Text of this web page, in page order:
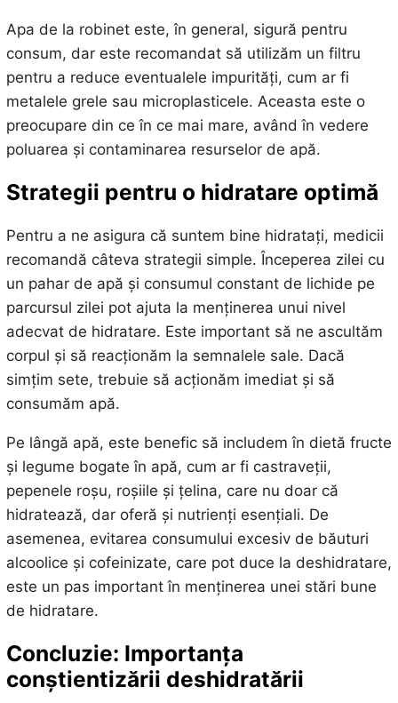
Apa de la robinet este, în general, sigură pentru
consum, dar este recomandat să utilizăm un filtru
pentru a reduce eventualele impurități, cum ar fi
metalele grele sau microplasticele. Aceasta este o
preocupare din ce în ce mai mare, având în vedere
poluarea și contaminarea resurselor de apă.
Strategii pentru o hidratare optimă
Pentru a ne asigura că suntem bine hidratați, medicii
recomandă câteva strategii simple. Începerea zilei cu
un pahar de apă și consumul constant de lichide pe
parcursul zilei pot ajuta la menținerea unui nivel
adecvat de hidratare. Este important să ne ascultăm
corpul și să reacționăm la semnalele sale. Dacă
simțim sete, trebuie să acționăm imediat și să
consumăm apă.
Pe lângă apă, este benefic să includem în dietă fructe
și legume bogate în apă, cum ar fi castraveții,
pepenele roșu, roșiile și țelina, care nu doar că
hidratează, dar oferă și nutrienți esențiali. De
asemenea, evitarea consumului excesiv de băuturi
alcoolice și cofeinizate, care pot duce la deshidratare,
este un pas important în menținerea unei stări bune
de hidratare.
Concluzie: Importanța
conștientizării deshidratării